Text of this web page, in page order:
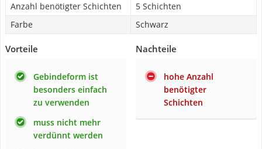
Anzahl benötigter Schichten
5 Schichten
Farbe
Schwarz
Vorteile
Gebindeform ist
besonders einfach
zu verwenden
muss nicht mehr
verdünnt werden
Nachteile
hohe Anzahl
benötigter
Schichten